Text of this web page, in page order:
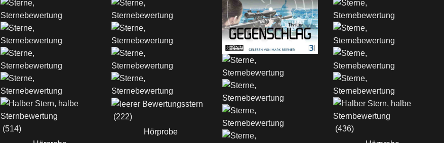
(514)
(222)
Hörprobe
(436)